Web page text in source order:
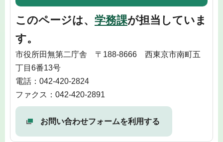
このページは、 学務課が担当していま
す。
市役所田無第二庁舎 〒188-8666 西東京市南町五
丁目6番13号
電話：042-420-2824
ファクス：042-420-2891
お問い合わせフォームを利用する